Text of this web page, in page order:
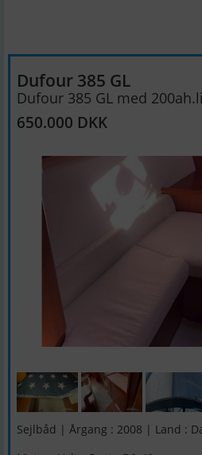
Dufour 385 GL
Dufour 385 GL med
650.000 DKK
Sejlbåd | Årgang : 2008 | Land :